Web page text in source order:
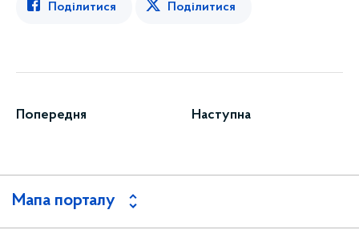
Поділитися Поділитися
Попередня Наступна
Мапа порталу